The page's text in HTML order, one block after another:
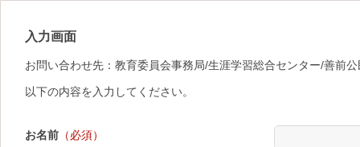
入力画面
お問い合わせ先：教育委員会事務局/生涯学習総合センター/善前公
以下の内容を入力してください。
お名前 （必須）